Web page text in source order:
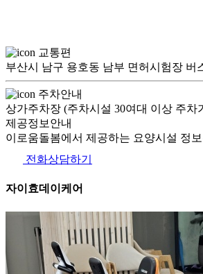
교통편
부산시 남구 용호동 남부 면허시험장 버
주차안내
상가주차장 (주차시설 30여대 이상 주차
제공정보안내
이로움돌봄에서 제공하는 요양시설 정
전화상담하기
자이효데이케어